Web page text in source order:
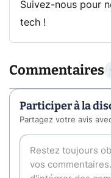
Suivez-nous pour
tech !
Commentaires
Participer à la
Partagez votre avis